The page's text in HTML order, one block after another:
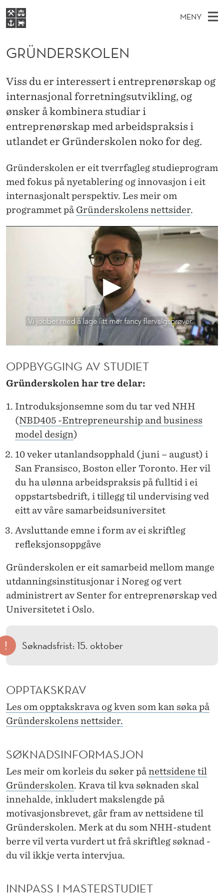
G
R
Ü
D
E
R
S
O
L
E
N
MENY
O
E
D
M
E
N
VIDEREUTDANNING
Ø
K
T
S
E
D
E
T
Forsiden
Studier
Forskning
Om NHH
Alumni
GRÜNDERSKOLEN
Viss du er interessert i entreprenørskap og
internasjonal forretningsutvikling, og
ønsker å kombinera studiar i
entreprenørskap med arbeidspraksis i
utlandet er Gründerskolen noko for deg.
Gründerskolen er eit tverrfagleg studieprogram
med fokus på nyetablering og innovasjon i eit
internasjonalt perspektiv. Les meir om
programmet på Gründerskolens nettsider.
OPPBYGGING AV STUDIET
Gründerskolen har tre delar:
Introduksjonsemne som du tar ved NHH
(NBD405 -Entrepreneurship and business
model design)
10 veker utanlandsopphald (juni – august) i
San Fransisco, Boston eller Toronto. Her vil
du ha ulønna arbeidspraksis på fulltid i ei
oppstartsbedrift, i tillegg til undervising ved
eitt av våre samarbeidsuniversitet
Avsluttande emne i form av ei skriftleg
refleksjonsoppgåve
Gründerskolen er eit samarbeid mellom mange
utdanningsinstitusjonar i Noreg og vert
administrert av Senter for entreprenørskap ved
Universitetet i Oslo.
! Søknadsfrist: 15. oktober
OPPTAKSKRAV
Les om opptakskrava og kven som kan søka på
Gründerskolens nettsider.
SØKNADSINFORMASJON
Les meir om korleis du søker pånettsidene til
Gründerskolen. Krava til kva søknaden skal
innehalde, inkludert makslengde på
motivasjonsbrevet, går fram av nettsidene til
Gründerskolen. Merk at du som NHH-student
berre vil verta vurdert ut frå skriftleg søknad -
du vil ikkje verta intervjua.
INNPASS I MASTERSTUDIET